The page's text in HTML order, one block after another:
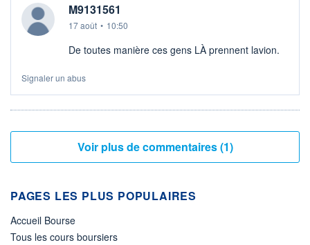
M9131561
17 août • 10:50
De toutes manière ces gens LÀ prennent lavion.
Signaler un abus
Voir plus de commentaires (1)
PAGES LES PLUS POPULAIRES
Accueil Bourse
Tous les cours boursiers